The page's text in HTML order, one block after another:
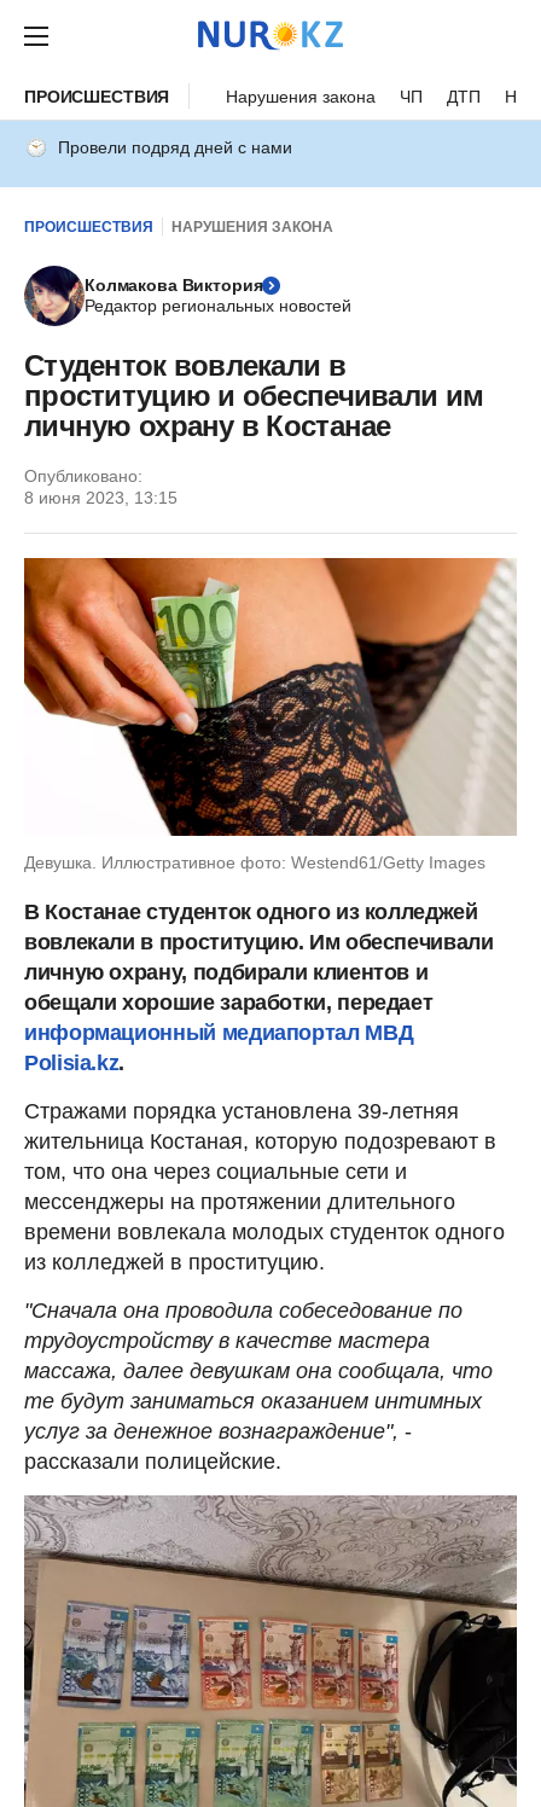
ПРОИСШЕСТВИЯ Нарушения закона ЧП ДТП
Провели подряд дней с нами
ПРОИСШЕСТВИЯ НАРУШЕНИЯ ЗАКОНА
Колмакова Виктория
Редактор региональных новостей
Студенток вовлекали в
проституцию и обеспечивали им
личную охрану в Костанае
Опубликовано:
8 июня 2023, 13:15
Девушка. Иллюстративное фото: Westend61/Getty Images
В Костанае студенток одного из колледжей
вовлекали в проституцию. Им обеспечивали
личную охрану, подбирали клиентов и
обещали хорошие заработки, передает
информационный медиапортал МВД
Polisia.kz.
Стражами порядка установлена 39-летняя
жительница Костаная, которую подозревают в
том, что она через социальные сети и
мессенджеры на протяжении длительного
времени вовлекала молодых студенток одного
из колледжей в проституцию.
"Сначала она проводила собеседование по
трудоустройству в качестве мастера
массажа, далее девушкам она сообщала, что
те будут заниматься оказанием интимных
услуг за денежное вознаграждение", -
рассказали полицейские.